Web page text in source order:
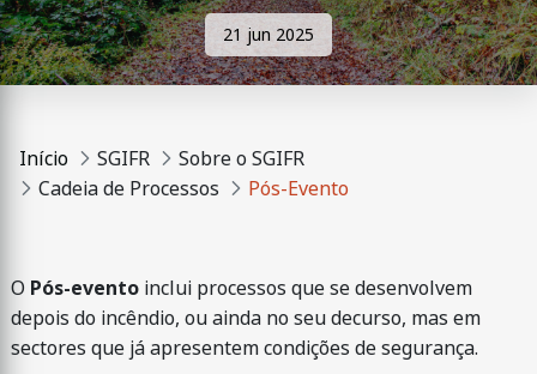
21 jun 2025
Início SGIFR
Sobre o SGIFR
Cadeia de Processos
Pós-Evento
O Pós-evento inclui processos que se desenvolvem
depois do incêndio, ou ainda no seu decurso, mas em
sectores que já apresentem condições de segurança.